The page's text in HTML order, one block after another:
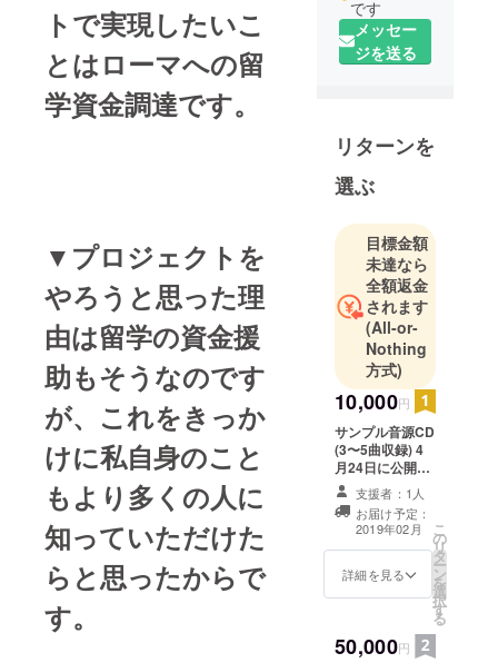
トで実現したいこ
とはローマへの留
学資金調達です。
▼プロジェクトを
やろうと思った理
由は留学の資金援
助もそうなのです
が、これをきっか
けに私自身のこと
もより多くの人に
知っていただけた
らと思ったからで
す。
です
メッセー
ジを送る
リターンを
選ぶ
目標金額
未達なら
全額返金
されます
(All-or-
Nothing
方式)
10,000円
サンプル音源CD
(3〜5曲収録) 4
月24日に公開予
定のオペレッタ
「こうもり」の
チケットを半額
で提供致しま
す。
支援者：1人
お届け予定：
2019年02月
詳細を見る
こ
の
リ
タ
ー
ン
を
選
択
す
る
50,000円